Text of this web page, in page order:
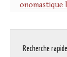
onomastique
Recherche rapide